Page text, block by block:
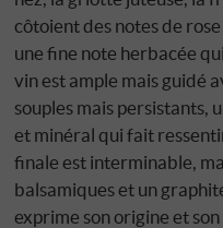
côtoient des notes de
une fine note herbacée
vin est ample mais guidé
souples mais persistants,
et minéral qui fait
finale est interminable,
balsamiques et un
exprime son origine et